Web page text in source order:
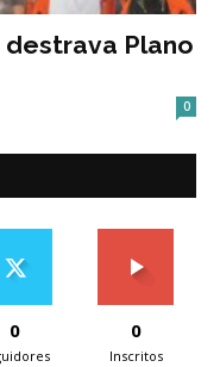
Plano
0
0 0
Inscritos